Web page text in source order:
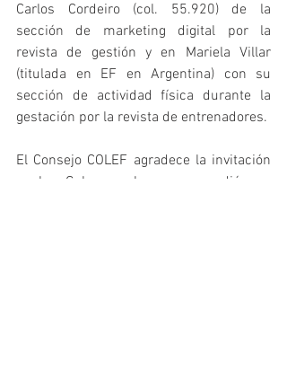
Carlos Cordeiro (col. 55.920) de la
sección de marketing digital por la
revista de gestión y en Mariela Villar
(titulada en EF en Argentina) con su
sección de actividad física durante la
gestación por la revista de entrenadores.
El Consejo COLEF agradece la invitación
a la Gala, a la que acudió en